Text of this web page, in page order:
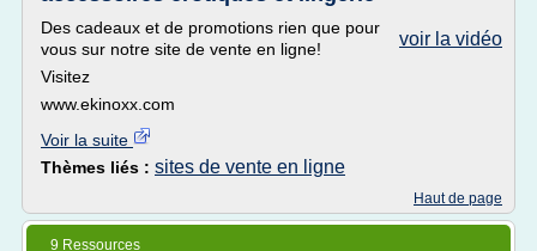
voir la vidéo
Des cadeaux et de promotions rien que pour
vous sur notre site de vente en ligne!
Visitez
www.ekinoxx.com
Voir la suite
Thèmes liés : sites de vente en ligne
Haut de page
9 Ressources